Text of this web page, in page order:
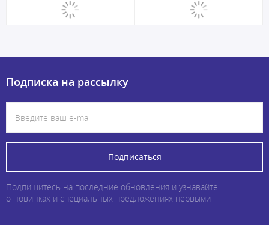
Подписка на рассылку
Подписаться
Подпишитесь на последние обновления и узнавайте
о новинках и специальных предложениях первыми